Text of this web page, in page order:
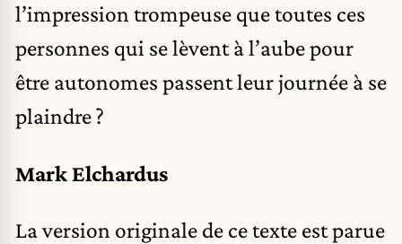
l’impression trompeuse que toutes ces
personnes qui se lèvent à l’aube pour
être autonomes passent leur journée à se
plaindre ?
Mark Elchardus
La version originale de ce texte est parue